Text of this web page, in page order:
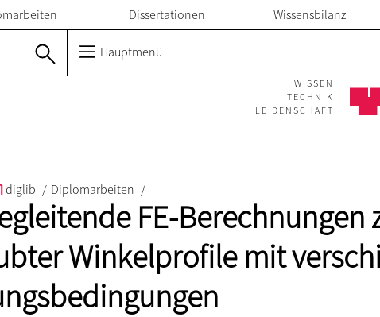
Dissertationen Wissensbilanz
Hauptmenü
WISSEN
TECHNIK
LEIDENSCHAFT
diglib / Diplomarbeiten /
FE-Berechnungen
Winkelprofile mit